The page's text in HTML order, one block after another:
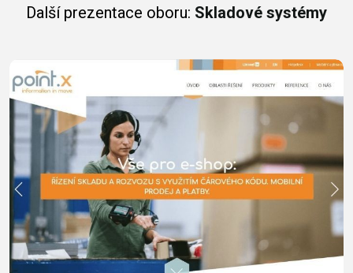
Další prezentace oboru: Skladové systémy